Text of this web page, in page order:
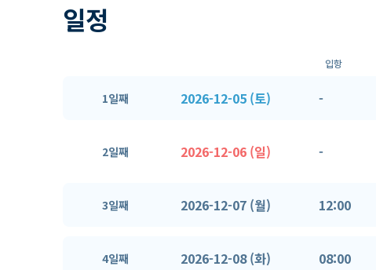
일정
입항
1일째 2026-12-05 (토) -
2일째 2026-12-06 (일) -
3일째 2026-12-07 (월) 12:00
4일째 2026-12-08 (화) 08:00